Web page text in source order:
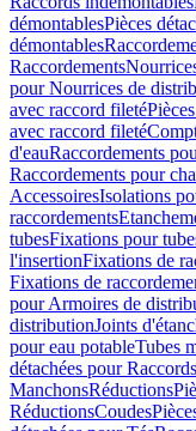
démontablesPièces
démontables
Raccordements
pour Nourrices de
avec raccord fileté
avec raccord fileté
d'eauRaccordements
Raccordements pour
AccessoiresIsolations
raccordements
tubesFixations pour
l'insertionFixations de
Fixations de
pour Armoires de
distributionJoints
pour eau potableTubes
détachées pour Raccords
ManchonsRéductions
RéductionsCoudes